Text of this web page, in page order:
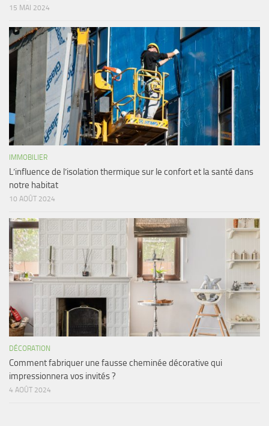
15 MAI 2024
IMMOBILIER
L’influence de l’isolation thermique sur le confort et la santé dans
notre habitat
10 AOÛT 2024
DÉCORATION
Comment fabriquer une fausse cheminée décorative qui
impressionnera vos invités ?
4 AOÛT 2024